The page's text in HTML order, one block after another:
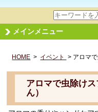
サ
イ
ト
検
メインメニュー
HOME > イベント > アロマ
アロマで虫除け
ん）